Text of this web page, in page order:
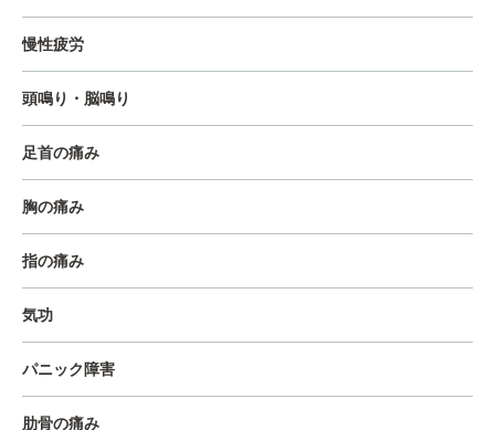
慢性疲労
頭鳴り・脳鳴り
足首の痛み
胸の痛み
指の痛み
気功
パニック障害
肋骨の痛み